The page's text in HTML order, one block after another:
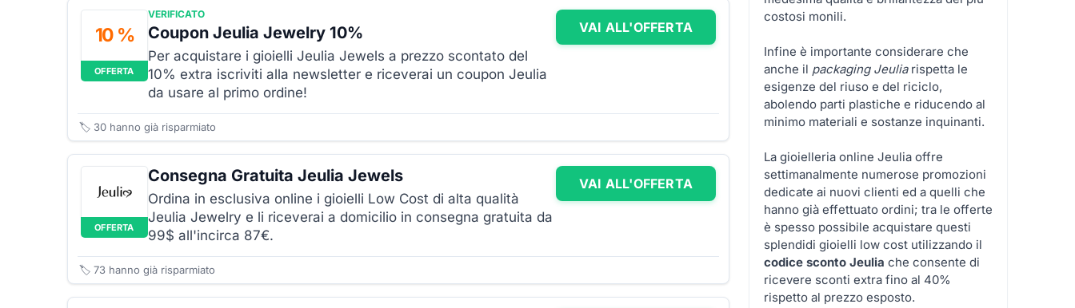
10 %
OFFERTA
VERIFICATO
Coupon Jeulia Jewelry 10%
Per acquistare i gioielli Jeulia Jewels a prezzo scontato del
10% extra iscriviti alla newsletter e riceverai un coupon Jeulia
da usare al primo ordine!
VAI ALL'OFFERTA
🏷️ 30 hanno già risparmiato
OFFERTA
Consegna Gratuita Jeulia Jewels
Ordina in esclusiva online i gioielli Low Cost di alta qualità
Jeulia Jewelry e li riceverai a domicilio in consegna gratuita da
99$ all'incirca 87€.
VAI ALL'OFFERTA
🏷️ 73 hanno già risparmiato
costosi monili.
Infine è importante considerare che
anche il packaging Jeuliarispetta le
esigenze del riuso e del riciclo,
abolendo parti plastiche e riducendo al
minimo materiali e sostanze inquinanti.
La gioielleria online Jeulia offre
settimanalmente numerose promozioni
dedicate ai nuovi clienti ed a quelli che
hanno già effettuato ordini; tra le offerte
è spesso possibile acquistare questi
splendidi gioielli low cost utilizzando il
codice sconto Jeulia che consente di
ricevere sconti extra fino al 40%
rispetto al prezzo esposto.